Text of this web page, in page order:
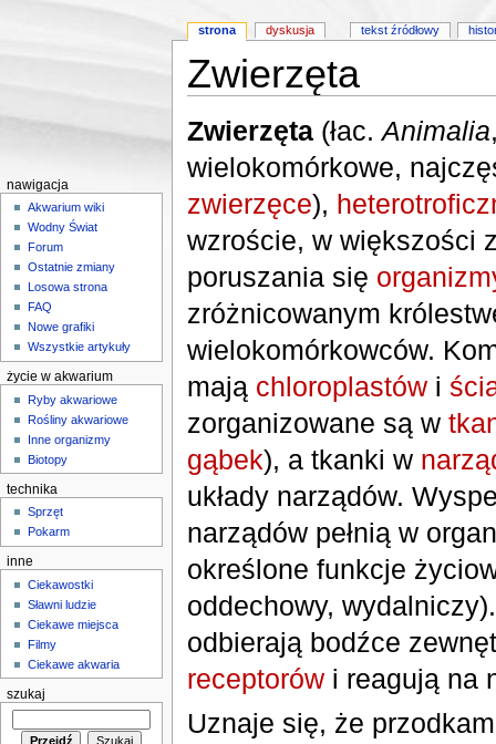
Zwierzęta
Zwierzęta(łac.Animalia
wielokomórkowe,
zwierzęce),
wzroście, w większości
poruszania się
zróżnicowanym
wielokomórkowców.
mają chloroplastówi
zorganizowane są w
gąbek), a tkanki w
układy narządów.
narządów pełnią w
określone funkcje
oddechowy,
odbierają bodźce
receptorówi reagują na
Uznaje się, że
strona dyskusja tekst źródłowy
nawigacja
Akwarium wiki
Wodny Świat
Forum
Ostatnie zmiany
Losowa strona
FAQ
Nowe grafiki
Wszystkie artykuły
życie w akwarium
Ryby akwariowe
Rośliny akwariowe
Inne organizmy
Biotopy
technika
Sprzęt
Pokarm
inne
Ciekawostki
Sławni ludzie
Ciekawe miejsca
Filmy
Ciekawe akwaria
szukaj